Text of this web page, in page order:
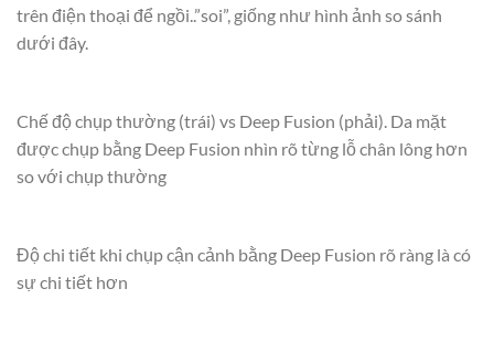
trên điện thoại để ngồi..”soi”, giống như hình ảnh so sánh
dưới đây.
Chế độ chụp thường (trái) vs Deep Fusion (phải). Da mặt
được chụp bằng Deep Fusion nhìn rõ từng lỗ chân lông hơn
so với chụp thường
Độ chi tiết khi chụp cận cảnh bằng Deep Fusion rõ ràng là có
sự chi tiết hơn